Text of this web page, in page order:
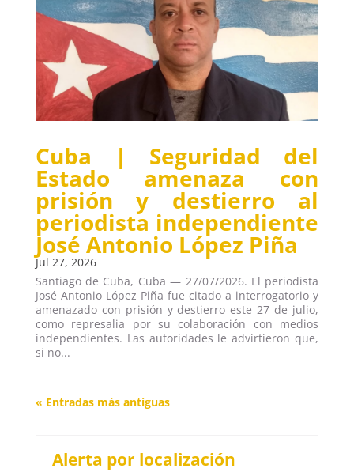
Cuba | Seguridad del
Estado amenaza con
prisión y destierro al
periodista independiente
José Antonio López Piña
Jul 27, 2026
Santiago de Cuba, Cuba — 27/07/2026. El periodista
José Antonio López Piña fue citado a interrogatorio y
amenazado con prisión y destierro este 27 de julio,
como represalia por su colaboración con medios
independientes. Las autoridades le advirtieron que,
si no...
« Entradas más antiguas
Alerta por localización